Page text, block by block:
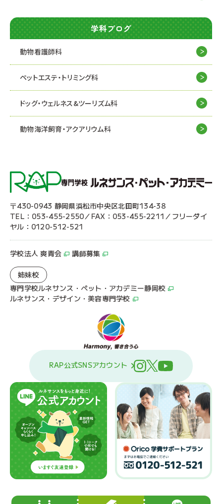
学科ブログ
動物看護師科
ペットエステ・トリミング科
ドッグ・ウェルネス&ツーリズム科
動物海洋飼育・アクアリウム科
〒430-0943 静岡県浜松市中央区北田町134-38
TEL：053-455-2550／FAX：053-455-2211／フリーダイ
ヤル：0120-512-521
学校法人 爽青会 講師募集
姉妹校
専門学校ルネサンス・ペット・アカデミー静岡校
ルネサンス・デザイン・美容専門学校
RAP公式SNSアカウント